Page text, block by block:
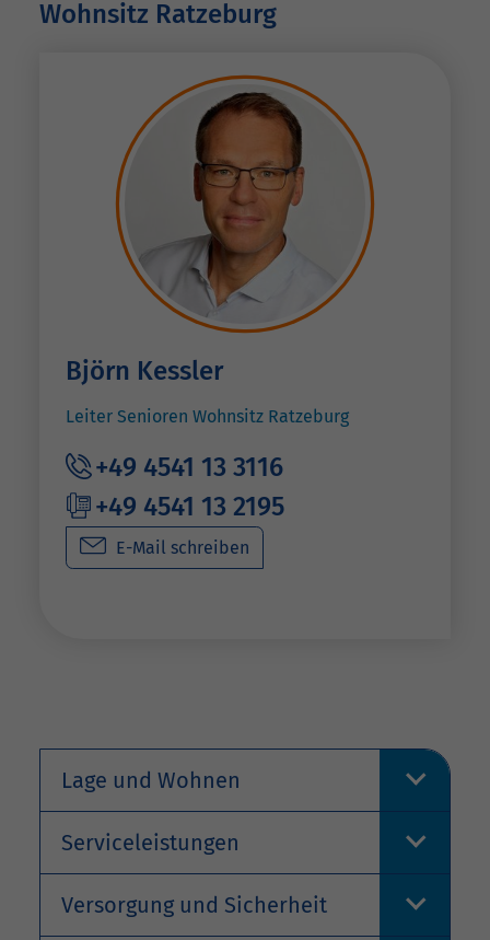
Wohnsitz Ratzeburg
Björn Kessler
Leiter Senioren Wohnsitz Ratzeburg
+49 4541 13 3116
+49 4541 13 2195
E-Mail schreiben
Lage und Wohnen
Serviceleistungen
Versorgung und Sicherheit